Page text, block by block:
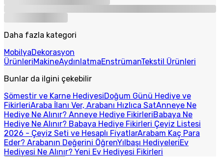
Daha fazla kategori
MobilyaDekorasyon
ÜrünleriMakineAydınlatmaEnstrümanTekstil Ürünleri
Bunlar da ilgini çekebilir
Sömestir ve Karne HediyesiDoğum Günü Hediye ve
FikirleriAraba İlanı Ver, Arabanı Hızlıca SatAnneye Ne
Hediye Ne Alınır? Anneye Hediye FikirleriBabaya Ne
Hediye Ne Alınır? Babaya Hediye Fikirleri Çeyiz Listesi
2026 - Çeyiz Seti ve Hesaplı FiyatlarArabam Kaç Para
Eder? Arabanın Değerini ÖğrenYılbaşı HediyeleriEv
Hediyesi Ne Alınır? Yeni Ev Hediyesi Fikirleri